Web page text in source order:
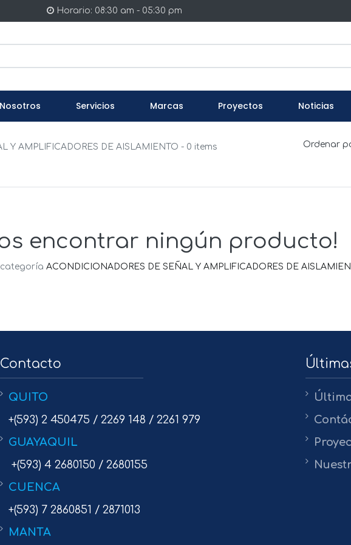
Horario: 08:30 am - 05:30 pm
Servicios Marcas Proyectos Noticias
Y AMPLIFICADORES DE AISLAMIENTO - 0 items Ordenar
encontrar ningún producto!
ACONDICIONADORES DE SEÑAL Y AMPLIFICADORES DE
Contacto
QUITO
+(593) 2 450475 / 2269 148 / 2261 979
GUAYAQUIL
+(593) 4 2680150 / 2680155
CUENCA
+(593) 7 2860851 / 2871013
MANTA